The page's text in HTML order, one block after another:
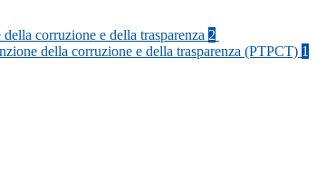
corruzione e della trasparenza 2
della corruzione e della trasparenza (PTPCT) 1